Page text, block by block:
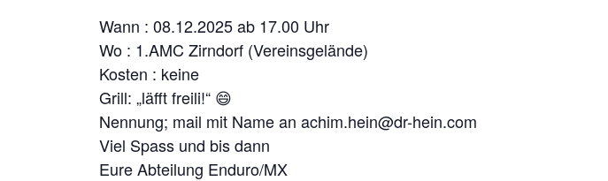
Wann : 08.12.2025 ab 17.00 Uhr
Wo : 1.AMC Zirndorf (Vereinsgelände)
Kosten : keine
Grill: „läfft freili!“ 😄
Nennung; mail mit Name an achim.hein@dr-hein.com
Viel Spass und bis dann
Eure Abteilung Enduro/MX